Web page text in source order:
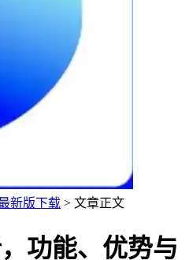
新版下载 > 文章正文
功能、优势与